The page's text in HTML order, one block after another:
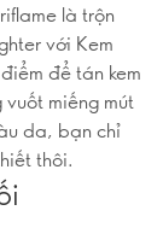
là trộn
với Kem
để tán kem
miếng mút
da, bạn chỉ
thôi.